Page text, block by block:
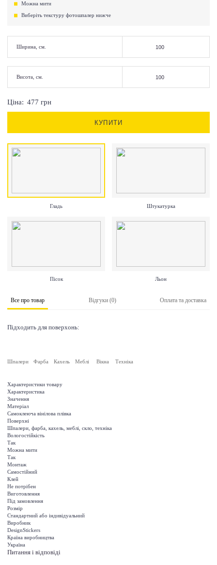
Можна мити
Виберіть текстуру фотошпалер нижче
Ширина, см.
Висота, см.
Ціна: 477 грн
КУПИТИ
Гладь Штукатурка
Пісок Льон
Все про товар Відгуки (0) Оплата та доставка
Підходить для поверхонь:
Шпалери Фарба Кахель Меблі Вікна Техніка
Характеристики товару
Характеристика
Значення
Матеріал
Самоклеюча вінілова плівка
Поверхні
Шпалери, фарба, кахель, меблі, скло, техніка
Вологостійкість
Так
Можна мити
Так
Монтаж
Самостійний
Клей
Не потрібен
Виготовлення
Під замовлення
Розмір
Стандартний або індивідуальний
Виробник
DesignStickers
Країна виробництва
Україна
Питання і відповіді